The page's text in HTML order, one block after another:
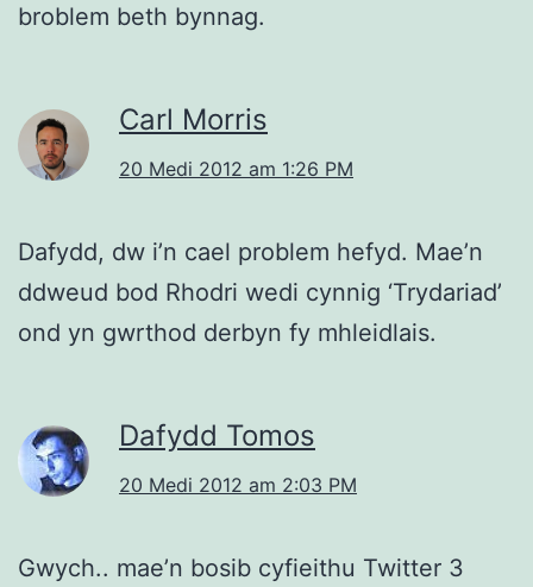
broblem beth bynnag.
Carl Morris
20 Medi 2012 am 1:26 PM
Dafydd, dw i’n cael problem hefyd. Mae’n
ddweud bod Rhodri wedi cynnig ‘Trydariad’
ond yn gwrthod derbyn fy mhleidlais.
Dafydd Tomos
20 Medi 2012 am 2:03 PM
Gwych.. mae’n bosib cyfieithu Twitter 3